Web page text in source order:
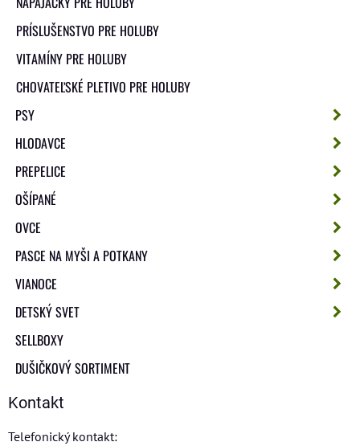
PRÍSLUŠENSTVO PRE HOLUBY
VITAMÍNY PRE HOLUBY
CHOVATEĽSKÉ PLETIVO PRE HOLUBY
PSY
HLODAVCE
PREPELICE
OŠÍPANÉ
OVCE
PASCE NA MYŠI A POTKANY
VIANOCE
DETSKÝ SVET
SELLBOXY
DUŠIČKOVÝ SORTIMENT
Kontakt
Telefonický kontakt: